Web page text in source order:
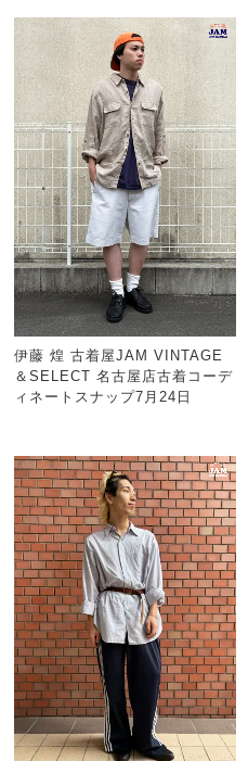
伊藤 煌 古着屋JAM VINTAGE
＆SELECT 名古屋店古着コーデ
ィネートスナップ7月24日